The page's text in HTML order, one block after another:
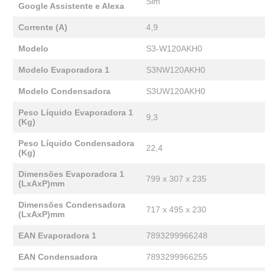
Google Assistente e Alexa
Corrente (A) 4,9
Modelo S3-W120AKH0
Modelo Evaporadora 1 S3NW120AKH0
Modelo Condensadora S3UW120AKH0
Peso Líquido Evaporadora 1
(Kg)
9,3
Peso Líquido Condensadora
(Kg)
22,4
Dimensões Evaporadora 1
(LxAxP)mm
799 x 307 x 235
Dimensões Condensadora
(LxAxP)mm
717 x 495 x 230
EAN Evaporadora 1 7893299966248
EAN Condensadora 7893299966255